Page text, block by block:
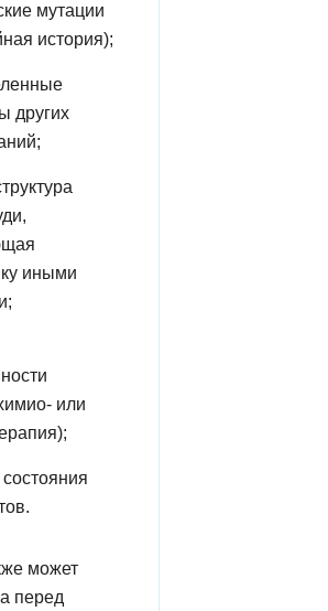
мутации
история);
других
иными
или
может
перед